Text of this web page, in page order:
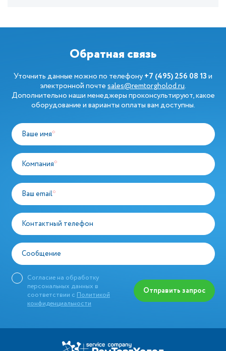
Обратная связь
Уточнить данные можно по телефону+7 (495) 256 08 13и
электронной почтеsales@remtorgholod.ru.
Дополнительно наши менеджеры проконсультируют, какое
оборудование и варианты оплаты вам доступны.
Ваше имя*
Компания*
Ваш email*
Контактный телефон
Сообщение
Согласие на обработку
персональных данных в
соответствии с Политикой
конфиденциальности
Отправить запрос